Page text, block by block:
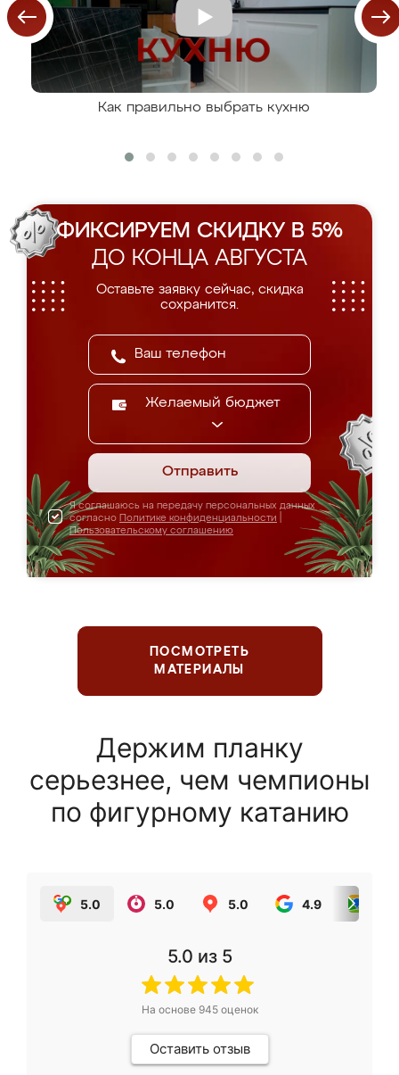
Как правильно выбрать кухню
ФИКСИРУЕМ СКИДКУ В 5%
ДО КОНЦА АВГУСТА
Оставьте заявку сейчас, скидка
сохранится.
Желаемый бюджет
Отправить
Я соглашаюсь на передачу персональных данных
согласно Политике конфиденциальности
Пользовательскому соглашению
ПОСМОТРЕТЬ
МАТЕРИАЛЫ
Держим планку
серьезнее, чем чемпионы
по фигурному катанию
5.0 5.0 5.0 4.9
5.0 из 5
На основе 945оценок
Оставить отзыв